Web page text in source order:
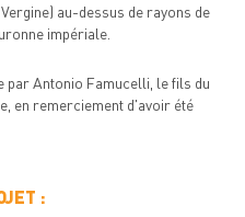
au-dessus de rayons de
impériale.
par Antonio Famucelli, le fils du
en remerciement d'avoir été
: